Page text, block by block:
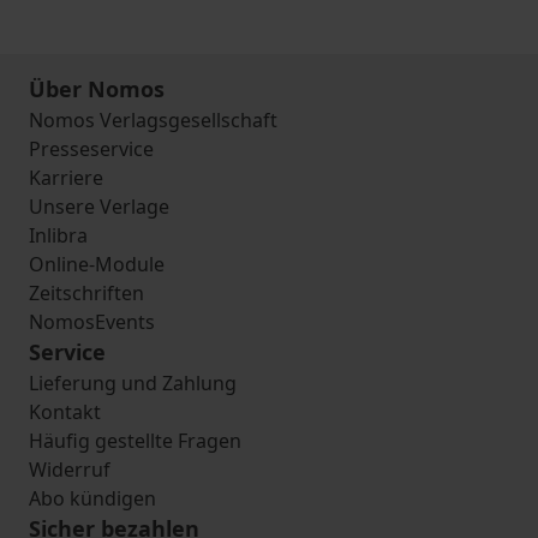
Über Nomos
Nomos Verlagsgesellschaft
Presseservice
Karriere
Unsere Verlage
Inlibra
Online-Module
Zeitschriften
NomosEvents
Service
Lieferung und Zahlung
Kontakt
Häufig gestellte Fragen
Widerruf
Abo kündigen
Sicher bezahlen